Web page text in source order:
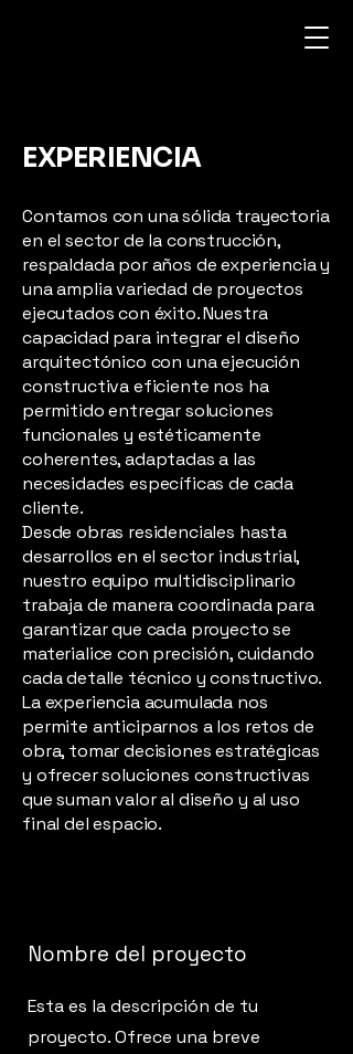
EXPERIENCIA
Contamos con una sólida trayectoria
en el sector de la construcción,
respaldada por años de experiencia y
una amplia variedad de proyectos
ejecutados con éxito. Nuestra
capacidad para integrar el diseño
arquitectónico con una ejecución
constructiva eficiente nos ha
permitido entregar soluciones
funcionales y estéticamente
coherentes, adaptadas a las
necesidades específicas de cada
cliente.
Desde obras residenciales hasta
desarrollos en el sector industrial,
nuestro equipo multidisciplinario
trabaja de manera coordinada para
garantizar que cada proyecto se
materialice con precisión, cuidando
cada detalle técnico y constructivo.
La experiencia acumulada nos
permite anticiparnos a los retos de
obra, tomar decisiones estratégicas
y ofrecer soluciones constructivas
que suman valor al diseño y al uso
final del espacio.
Nombre del proyecto
Esta es la descripción de tu
proyecto. Ofrece una breve